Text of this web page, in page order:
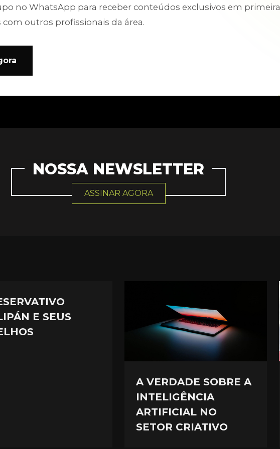
no WhatsApp para receber conteúdos exclusivos em primeira
com outros profissionais da área.
NOSSA NEWSLETTER
ASSINAR AGORA
E SEUS
A VERDADE SOBRE A
INTELIGÊNCIA
ARTIFICIAL NO
SETOR CRIATIVO